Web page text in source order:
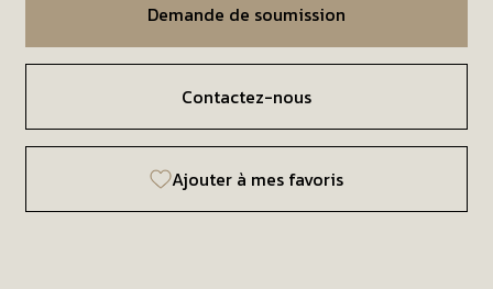
Demande de soumission
Contactez-nous
Ajouter à mes favoris